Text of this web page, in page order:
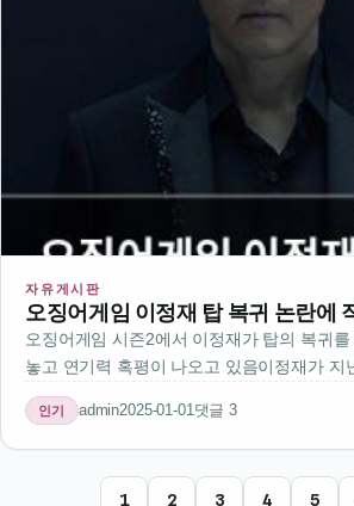
자유게시판
오징어게임 이정재 탑 복귀 논란에
오징어게임 시즌2에서 이정재가 탑의 복귀
놓고 연기력 혹평이 나오고 있음이정재가 지
페에서 넷플릭스 오리지널 시리즈 관련 인터
에서 이정재는 탑의 복귀 결정에 대해 직접
혹평도 언급함이정재…
인기 admin2025-01-01댓글 3
1 2 3 4 5